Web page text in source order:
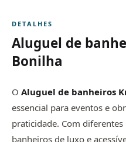
DETALHES
Aluguel de
Bonilha
O Aluguel de banheiros
essencial para eventos e
praticidade. Com
banheiros de luxo e